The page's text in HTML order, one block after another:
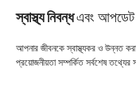
স্বাস্থ্য নিবন্ধএবং আপডেট
আপনার জীবনকে স্বাস্থ্যকর ও উন্নত
প্রয়োজনীয়তা সম্পর্কিত সর্বশেষ